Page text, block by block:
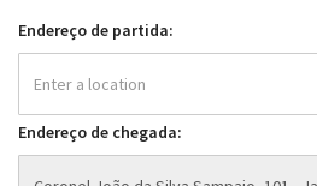
Endereço de partida:
Endereço de chegada: